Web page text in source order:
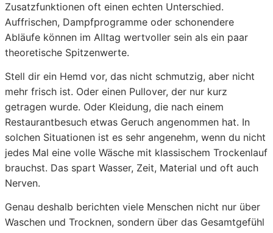
Zusatzfunktionen oft einen echten Unterschied.
Auffrischen, Dampfprogramme oder schonendere
Abläufe können im Alltag wertvoller sein als ein paar
theoretische Spitzenwerte.
Stell dir ein Hemd vor, das nicht schmutzig, aber nicht
mehr frisch ist. Oder einen Pullover, der nur kurz
getragen wurde. Oder Kleidung, die nach einem
Restaurantbesuch etwas Geruch angenommen hat. In
solchen Situationen ist es sehr angenehm, wenn du nicht
jedes Mal eine volle Wäsche mit klassischem Trockenlauf
brauchst. Das spart Wasser, Zeit, Material und oft auch
Nerven.
Genau deshalb berichten viele Menschen nicht nur über
Waschen und Trocknen, sondern über das Gesamtgefühl